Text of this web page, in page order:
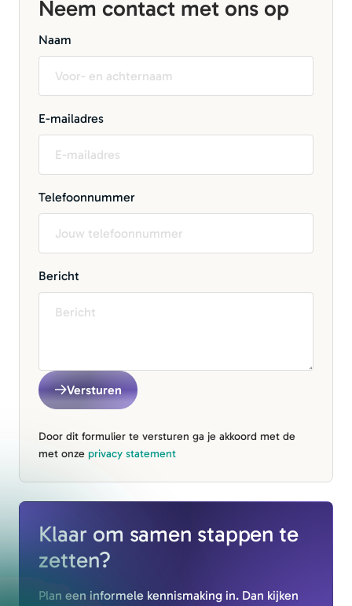
Neem contact met ons op
Naam
E-mailadres
Telefoonnummer
Bericht
Versturen
Door dit formulier te versturen ga je akkoord met de
met onze privacy statement
Klaar om samen stappen te
zetten?
Plan een informele kennismaking in. Dan kijken